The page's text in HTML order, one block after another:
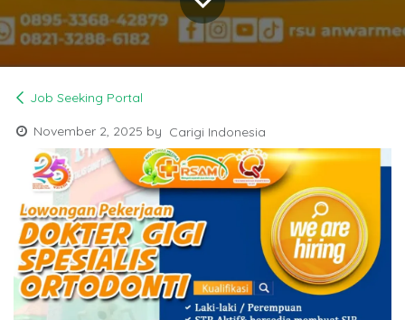
Job Seeking Portal
November 2, 2025 by Carigi Indonesia